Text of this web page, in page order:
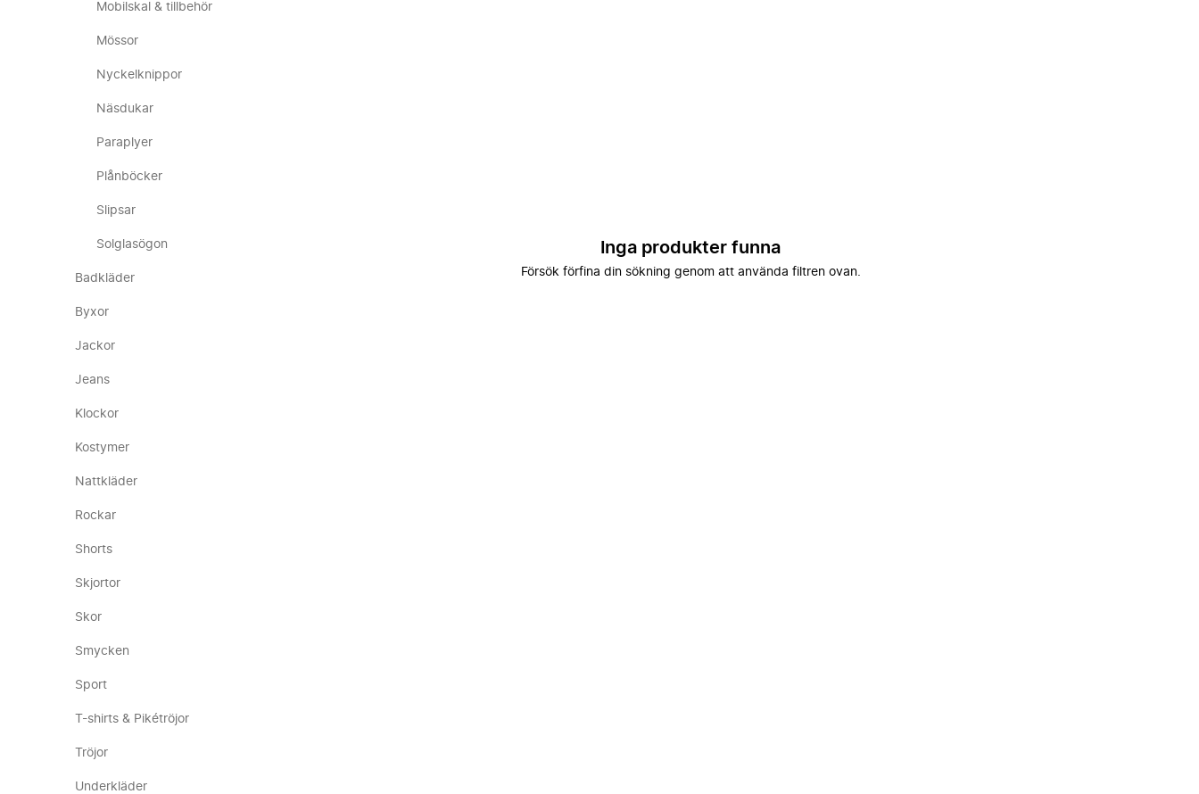
Mobilskal & tillbehör
Mössor
Nyckelknippor
Näsdukar
Paraplyer
Plånböcker
Slipsar
Solglasögon
Badkläder
Byxor
Jackor
Jeans
Klockor
Kostymer
Nattkläder
Rockar
Shorts
Skjortor
Skor
Smycken
Sport
T-shirts & Pikétröjor
Tröjor
Underkläder
Inga produkter funna
Försök förfina din sökning genom att använda filtren ovan.